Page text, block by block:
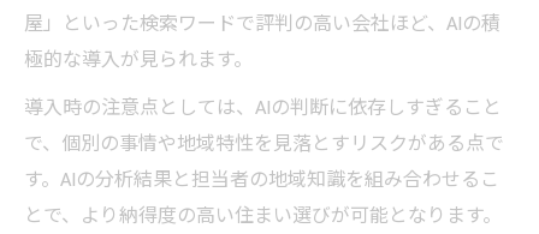
屋」といった検索ワードで評判の高い会社ほど、AIの積
極的な導入が見られます。
導入時の注意点としては、AIの判断に依存しすぎること
で、個別の事情や地域特性を見落とすリスクがある点で
す。AIの分析結果と担当者の地域知識を組み合わせるこ
とで、より納得度の高い住まい選びが可能となります。